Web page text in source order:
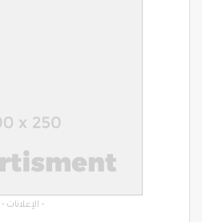
- الإعلانات -